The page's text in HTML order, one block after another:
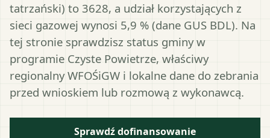
tatrzański) to 3628, a udział korzystających z
sieci gazowej wynosi 5,9 % (dane GUS BDL). Na
tej stronie sprawdzisz status gminy w
programie Czyste Powietrze, właściwy
regionalny WFOŚiGW i lokalne dane do zebrania
przed wnioskiem lub rozmową z wykonawcą.
Sprawdź dofinansowanie